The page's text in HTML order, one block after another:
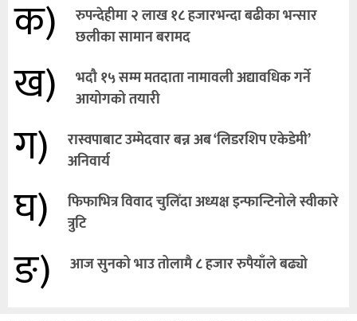
क)
रुपन्देहीमा २ लाख १८ हजारभन्दा बढीका भन्सार
छलीका सामान बरामद
ख)
भदौ १५ सम्म मतदाता नामावली अद्यावधिक गर्ने
आयोगको तयारी
ग)
रास्वपाबाट उम्मेदवार बन्न अब ‘लिडरशिप एकेडेमी’
अनिवार्य
घ)
फिफाभित्र विवाद चुलिँदा अध्यक्ष इन्फान्टिनोले स्वीकारे
त्रुटि
ङ) आज सुनको भाउ तोलामै ८ हजार रुपैयाँले बढ्यो